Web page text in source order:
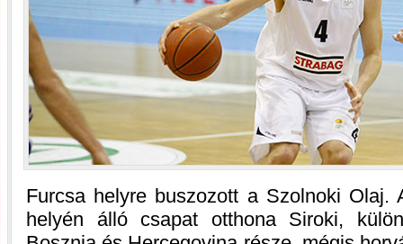
Furcsa helyre buszozott a Szolnoki Olaj.
helyén álló csapat otthona Siroki,